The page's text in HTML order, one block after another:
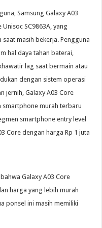
Samsung Galaxy A03
SC9863A, yang
masih bekerja. Pengguna
hal daya tahan baterai,
lag saat bermain atau
dengan sistem operasi
jernih, Galaxy A03 Core
smartphone murah terbaru
smartphone entry level
Core dengan harga Rp 1 juta
Galaxy A03 Core
harga yang lebih murah
ponsel ini masih memiliki